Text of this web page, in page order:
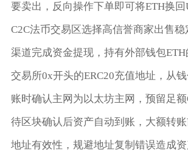
要卖出，反向操作下单即可将ETH换回
C2C法币交易区选择高信誉商家出售
渠道完成资金提现，持有外部钱包ETH
交易所0x开头的ERC20充值地址，从
账时确认主网为以太坊主网，预留足
待区块确认后资产自动到账，大额转
地址有效性，规避地址复制错误造成资